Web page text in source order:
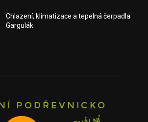
Chlazení, klimatizace a tepelná čerpadla
Gargulák